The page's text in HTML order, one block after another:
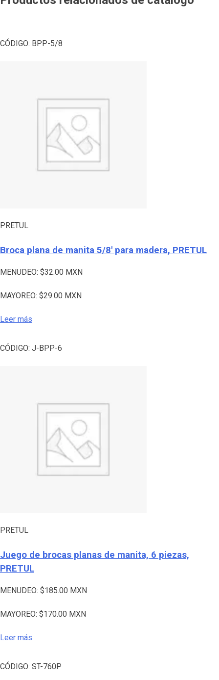
CÓDIGO: BPP-5/8
PRETUL
Broca plana de manita 5/8′ para madera, PRETUL
MENUDEO: $32.00 MXN
MAYOREO: $29.00 MXN
Leer más
CÓDIGO: J-BPP-6
PRETUL
Juego de brocas planas de manita, 6 piezas,
PRETUL
MENUDEO: $185.00 MXN
MAYOREO: $170.00 MXN
Leer más
CÓDIGO: ST-760P